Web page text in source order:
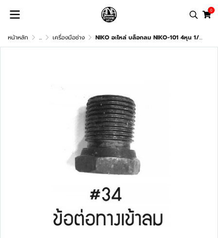
0
หน้าหลัก ... เครื่องมือช่าง NIKO อะไหล่ บล็อกลม NIKO-101 4หุน 1/2" อะไหล่แท้100%